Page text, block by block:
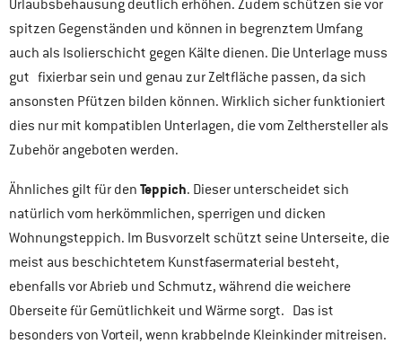
Urlaubsbehausung deutlich erhöhen. Zudem schützen sie vor
spitzen Gegenständen und können in begrenztem Umfang
auch als Isolierschicht gegen Kälte dienen. Die Unterlage muss
gut fixierbar sein und genau zur Zeltfläche passen, da sich
ansonsten Pfützen bilden können. Wirklich sicher funktioniert
dies nur mit kompatiblen Unterlagen, die vom Zelthersteller als
Zubehör angeboten werden.
Ähnliches gilt für den Teppich. Dieser unterscheidet sich
natürlich vom herkömmlichen, sperrigen und dicken
Wohnungsteppich. Im Busvorzelt schützt seine Unterseite, die
meist aus beschichtetem Kunstfasermaterial besteht,
ebenfalls vor Abrieb und Schmutz, während die weichere
Oberseite für Gemütlichkeit und Wärme sorgt. Das ist
besonders von Vorteil, wenn krabbelnde Kleinkinder mitreisen.